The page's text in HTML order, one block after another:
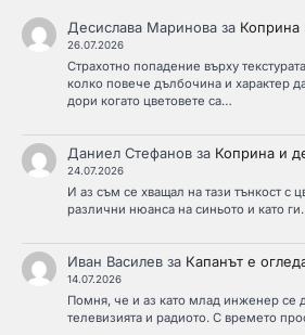
Десислава Мариноваза
26.07.2026
Страхотно попадение върху
колко повече дълбочина и характер
дори когато цветовете са…
Даниел Стефановза Коприна и
24.07.2026
И аз съм се хващал на тази тънкост с
различни нюанса на синьото и като
Иван Василевза Капанът е
14.07.2026
Помня, че и аз като млад инженер се
телевизията и радиото. С времето